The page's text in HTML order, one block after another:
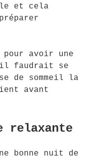
et cela
pour avoir une
il faudrait se
de sommeil la
avant
relaxante
bonne nuit de